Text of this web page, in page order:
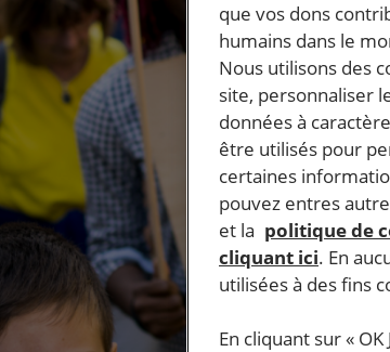
que vos dons
humains dans le
Nous utilisons des
site, personnaliser
données à
être utilisés pour
certaines
pouvez entres
et la politique de
cliquant ici. En
utilisées à des fins
En cliquant sur «